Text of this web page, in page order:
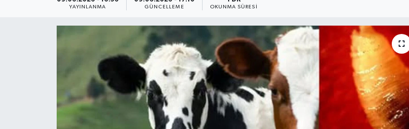
YAYINLANMA GÜNCELLEME OKUNMA SÜRESI
Bi̇li̇m & Teknoloji̇